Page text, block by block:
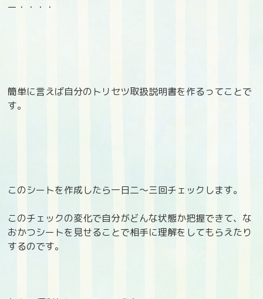
ー・・・・
簡単に言えば自分のトリセツ取扱説明書を作るってことで
す。
このシートを作成したら一日二～三回チェックします。
このチェックの変化で自分がどんな状態か把握できて、な
おかつシートを見せることで相手に理解をしてもらえたり
するのです。